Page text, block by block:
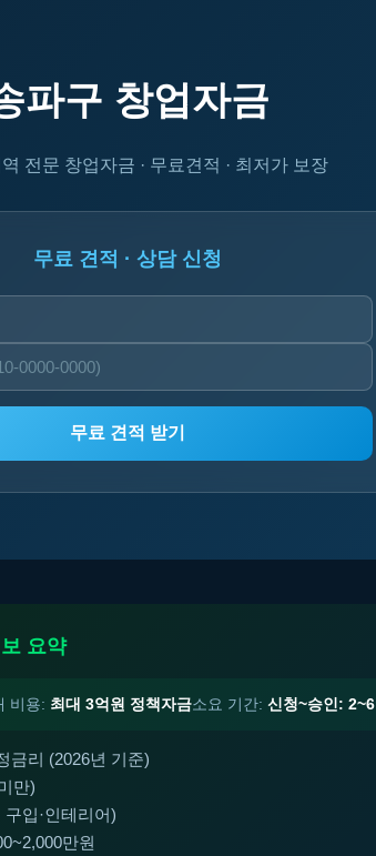
파구 창업자금
전문 창업자금 · 무료견적 · 최저가 보장
무료 견적 · 상담 신청
무료 견적 받기
요약
비용: 최대 3억원 정책자금소요 기간: 신청~승인:
금리 (2026년 기준)
만)
입·인테리어)
만원